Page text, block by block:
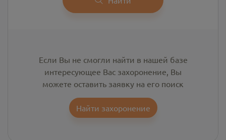
Если Вы не смогли найти в нашей базе
интересующее Вас захоронение, Вы
можете оставить заявку на его поиск
Найти захоронение